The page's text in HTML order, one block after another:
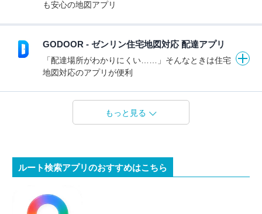
も安心の地図アプリ
GODOOR - ゼンリン住宅地図対応 配達アプリ
「配達場所がわかりにくい……」そんなときは住宅
地図対応のアプリが便利
もっと見る
ルート検索アプリのおすすめはこちら